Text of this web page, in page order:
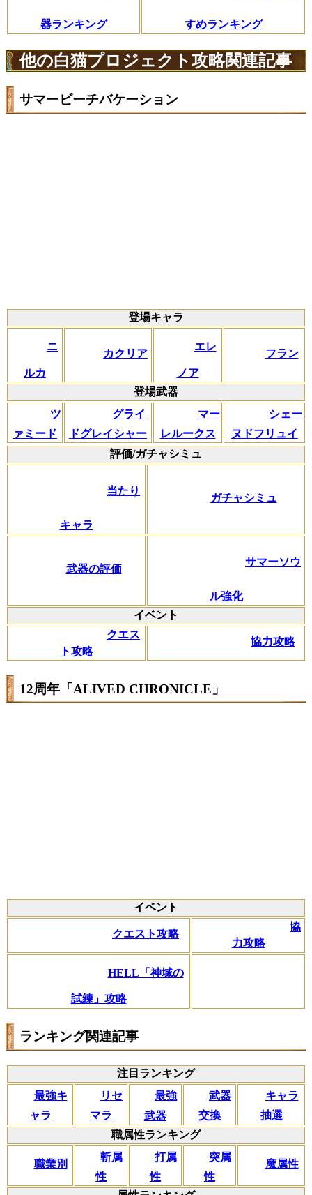
器ランキング すめランキング
他の白猫プロジェクト攻略関連記事
サマービーチバケーション
登場キャラ
ニ
ルカ
カクリア
エレ
ノア
フラン
登場武器
ツ
ァミード
グライ
ドグレイシャー
マー
レルークス
シェー
ヌドフリュイ
評価/ガチャシミュ
当たり
キャラ
ガチャシミュ
武器の評価
サマーソウ
ル強化
イベント
クエス
ト攻略
協力攻略
12周年「ALIVED CHRONICLE」
イベント
クエスト攻略
協
力攻略
HELL「神域の
試練」攻略
ランキング関連記事
注目ランキング
最強キ
ャラ
リセ
マラ
最強
武器
武器
交換
キャラ
抽選
職属性ランキング
職業別
斬属
性
打属
性
突属
性
魔属性